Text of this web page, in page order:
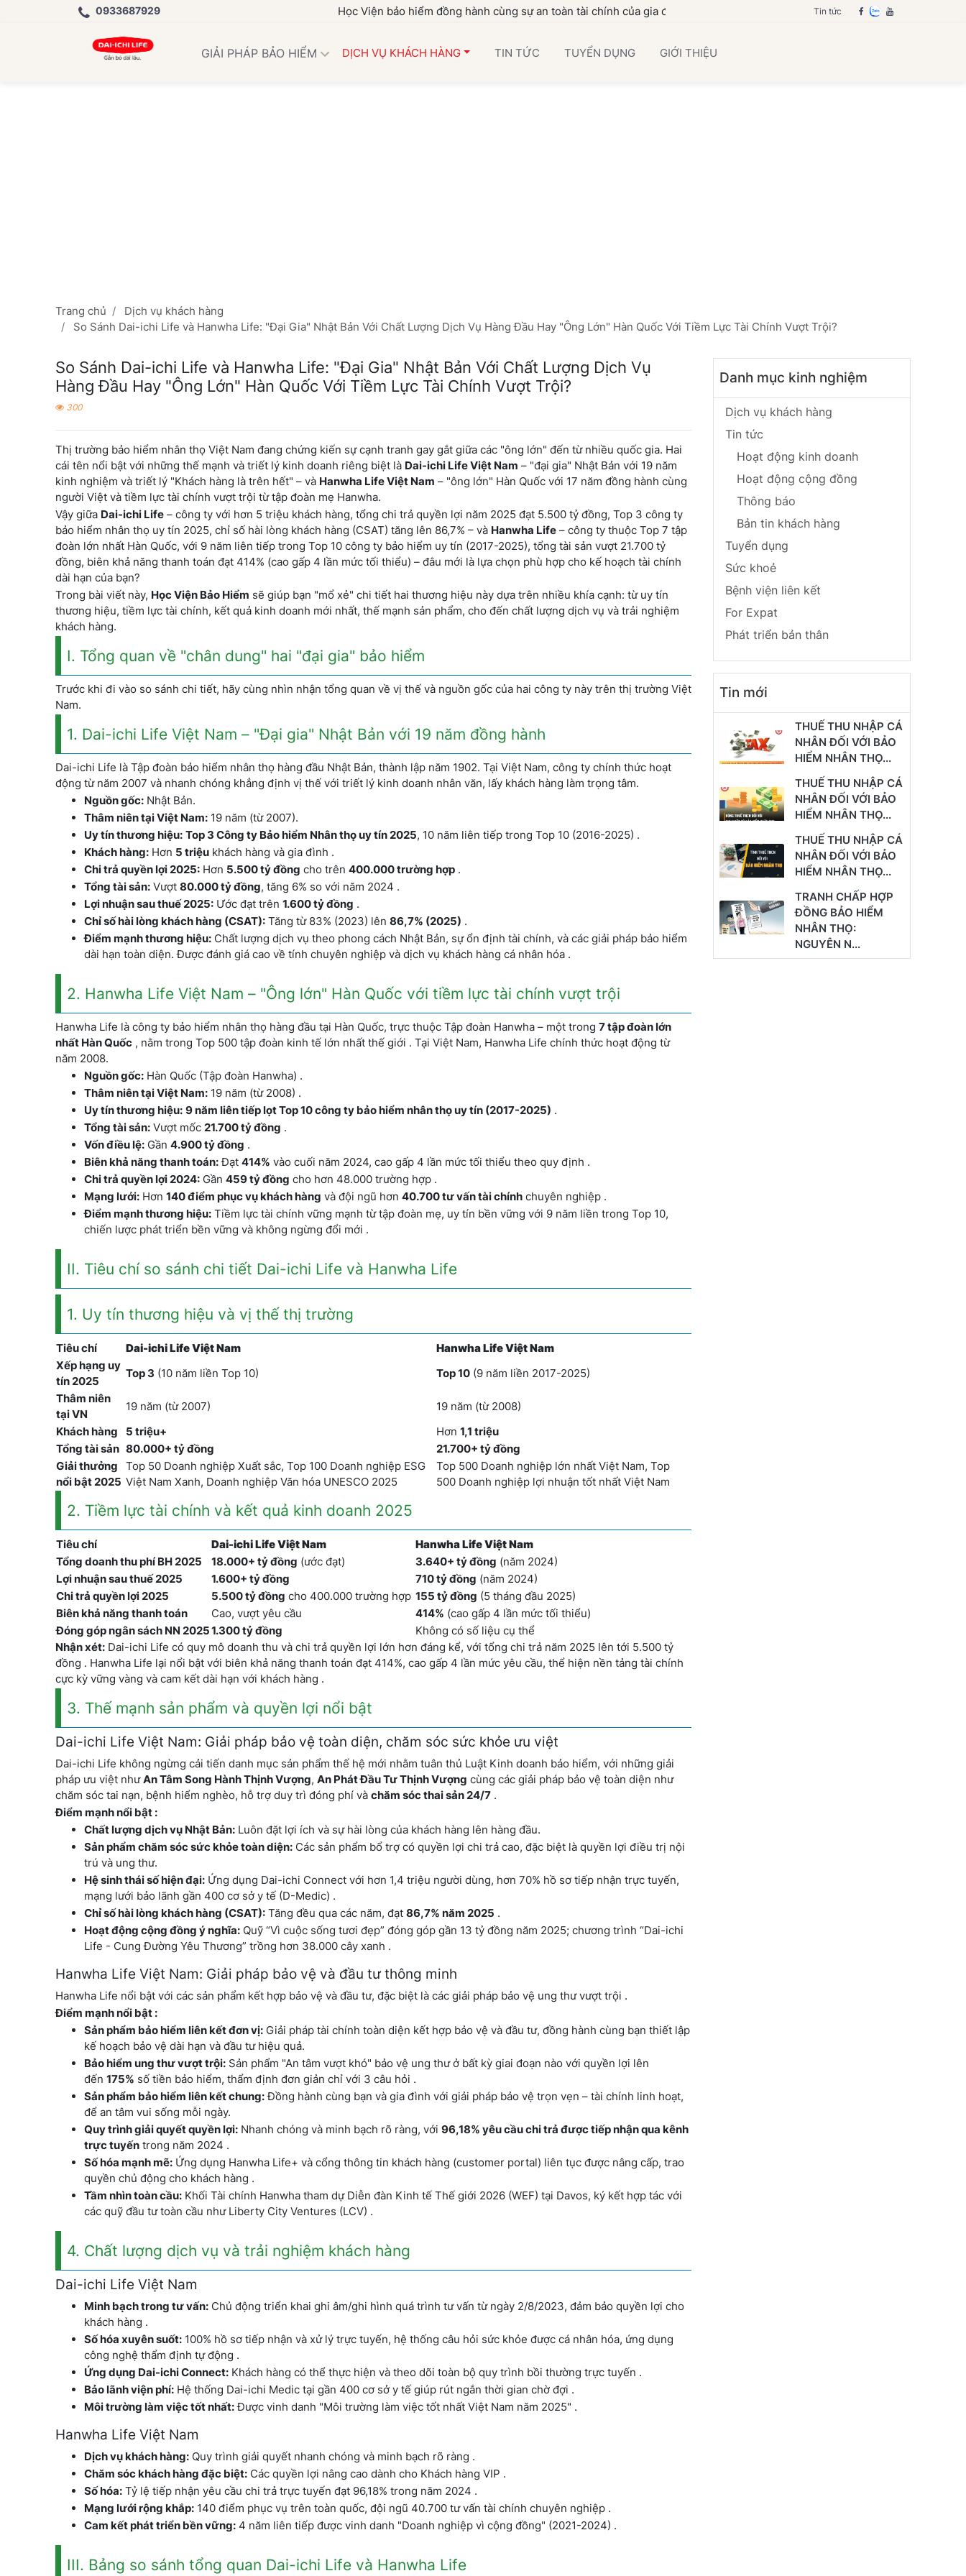
0933687929 Học Viện bảo hiểm đồng hành cùng sự an toàn tài chính của gia đình bạn Tin tức
GIẢI PHÁP BẢO HIỂM DỊCH VỤ KHÁCH HÀNG TIN TỨC TUYỂN DỤNG GIỚI THIỆU
Trang chủ
Dịch vụ khách hàng
So Sánh Dai-ichi Life và Hanwha Life: "Đại Gia" Nhật Bản Với Chất Lượng Dịch Vụ Hàng Đầu Hay "Ông Lớn" Hàn Quốc Với Tiềm Lực Tài Chính Vượt Trội?
So Sánh Dai-ichi Life và Hanwha Life: "Đại Gia" Nhật Bản Với Chất Lượng Dịch Vụ
Hàng Đầu Hay "Ông Lớn" Hàn Quốc Với Tiềm Lực Tài Chính Vượt Trội?
300
Thị trường bảo hiểm nhân thọ Việt Nam đang chứng kiến sự cạnh tranh gay gắt giữa các "ông lớn" đến từ nhiều quốc gia. Hai
cái tên nổi bật với những thế mạnh và triết lý kinh doanh riêng biệt là Dai-ichi Life Việt Nam – "đại gia" Nhật Bản với 19 năm
kinh nghiệm và triết lý "Khách hàng là trên hết" – và Hanwha Life Việt Nam – "ông lớn" Hàn Quốc với 17 năm đồng hành cùng
người Việt và tiềm lực tài chính vượt trội từ tập đoàn mẹ Hanwha.
Vậy giữa Dai-ichi Life – công ty với hơn 5 triệu khách hàng, tổng chi trả quyền lợi năm 2025 đạt 5.500 tỷ đồng, Top 3 công ty
bảo hiểm nhân thọ uy tín 2025, chỉ số hài lòng khách hàng (CSAT) tăng lên 86,7% – và Hanwha Life – công ty thuộc Top 7 tập
đoàn lớn nhất Hàn Quốc, với 9 năm liên tiếp trong Top 10 công ty bảo hiểm uy tín (2017-2025), tổng tài sản vượt 21.700 tỷ
đồng, biên khả năng thanh toán đạt 414% (cao gấp 4 lần mức tối thiểu) – đâu mới là lựa chọn phù hợp cho kế hoạch tài chính
dài hạn của bạn?
Trong bài viết này, Học Viện Bảo Hiểm sẽ giúp bạn "mổ xẻ" chi tiết hai thương hiệu này dựa trên nhiều khía cạnh: từ uy tín
thương hiệu, tiềm lực tài chính, kết quả kinh doanh mới nhất, thế mạnh sản phẩm, cho đến chất lượng dịch vụ và trải nghiệm
khách hàng.
I. Tổng quan về "chân dung" hai "đại gia" bảo hiểm
Trước khi đi vào so sánh chi tiết, hãy cùng nhìn nhận tổng quan về vị thế và nguồn gốc của hai công ty này trên thị trường Việt
Nam.
1. Dai-ichi Life Việt Nam – "Đại gia" Nhật Bản với 19 năm đồng hành
Dai-ichi Life là Tập đoàn bảo hiểm nhân thọ hàng đầu Nhật Bản, thành lập năm 1902. Tại Việt Nam, công ty chính thức hoạt
động từ năm 2007 và nhanh chóng khẳng định vị thế với triết lý kinh doanh nhân văn, lấy khách hàng làm trọng tâm.
Nguồn gốc: Nhật Bản.
Thâm niên tại Việt Nam: 19 năm (từ 2007).
Uy tín thương hiệu: Top 3 Công ty Bảo hiểm Nhân thọ uy tín 2025, 10 năm liên tiếp trong Top 10 (2016-2025) .
Khách hàng: Hơn 5 triệu khách hàng và gia đình .
Chi trả quyền lợi 2025: Hơn 5.500 tỷ đồng cho trên 400.000 trường hợp .
Tổng tài sản: Vượt 80.000 tỷ đồng, tăng 6% so với năm 2024 .
Lợi nhuận sau thuế 2025: Ước đạt trên 1.600 tỷ đồng .
Chỉ số hài lòng khách hàng (CSAT): Tăng từ 83% (2023) lên 86,7% (2025) .
Điểm mạnh thương hiệu: Chất lượng dịch vụ theo phong cách Nhật Bản, sự ổn định tài chính, và các giải pháp bảo hiểm
dài hạn toàn diện. Được đánh giá cao về tính chuyên nghiệp và dịch vụ khách hàng cá nhân hóa .
2. Hanwha Life Việt Nam – "Ông lớn" Hàn Quốc với tiềm lực tài chính vượt trội
Hanwha Life là công ty bảo hiểm nhân thọ hàng đầu tại Hàn Quốc, trực thuộc Tập đoàn Hanwha – một trong 7 tập đoàn lớn
nhất Hàn Quốc , nằm trong Top 500 tập đoàn kinh tế lớn nhất thế giới . Tại Việt Nam, Hanwha Life chính thức hoạt động từ
năm 2008.
Nguồn gốc: Hàn Quốc (Tập đoàn Hanwha) .
Thâm niên tại Việt Nam: 19 năm (từ 2008) .
Uy tín thương hiệu: 9 năm liên tiếp lọt Top 10 công ty bảo hiểm nhân thọ uy tín (2017-2025) .
Tổng tài sản: Vượt mốc 21.700 tỷ đồng .
Vốn điều lệ: Gần 4.900 tỷ đồng .
Biên khả năng thanh toán:Đạt 414% vào cuối năm 2024, cao gấp 4 lần mức tối thiểu theo quy định .
Chi trả quyền lợi 2024: Gần 459 tỷ đồng cho hơn 48.000 trường hợp .
Mạng lưới: Hơn 140 điểm phục vụ khách hàng và đội ngũ hơn 40.700 tư vấn tài chính chuyên nghiệp .
Điểm mạnh thương hiệu: Tiềm lực tài chính vững mạnh từ tập đoàn mẹ, uy tín bền vững với 9 năm liền trong Top 10,
chiến lược phát triển bền vững và không ngừng đổi mới .
II. Tiêu chí so sánh chi tiết Dai-ichi Life và Hanwha Life
1. Uy tín thương hiệu và vị thế thị trường
Tiêu chí Dai-ichi Life Việt Nam
Hanwha Life Việt Nam
Xếp hạng uy
tín 2025
Top 3 (10 năm liền Top 10) Top 10 (9 năm liền 2017-2025)
Thâm niên
tại VN
19 năm (từ 2007)
19 năm (từ 2008)
Khách hàng
5 triệu+ Hơn 1,1 triệu
Tổng tài sản 80.000+ tỷ đồng
21.700+ tỷ đồng
Giải thưởng
nổi bật 2025
Top 50 Doanh nghiệp Xuất sắc, Top 100 Doanh nghiệp ESG
Việt Nam Xanh, Doanh nghiệp Văn hóa UNESCO 2025
Top 500 Doanh nghiệp lớn nhất Việt Nam, Top
500 Doanh nghiệp lợi nhuận tốt nhất Việt Nam
2. Tiềm lực tài chính và kết quả kinh doanh 2025
Tiêu chí Dai-ichi Life Việt Nam
Hanwha Life Việt Nam
Tổng doanh thu phí BH 2025
18.000+ tỷ đồng (ước đạt) 3.640+ tỷ đồng (năm 2024)
Lợi nhuận sau thuế 2025
1.600+ tỷ đồng 710 tỷ đồng (năm 2024)
Chi trả quyền lợi 2025
5.500 tỷ đồng cho 400.000 trường hợp 155 tỷ đồng (5 tháng đầu 2025)
Biên khả năng thanh toán
Cao, vượt yêu cầu 414% (cao gấp 4 lần mức tối thiểu)
Đóng góp ngân sách NN 20251.300 tỷ đồng
Không có số liệu cụ thể
Nhận xét: Dai-ichi Life có quy mô doanh thu và chi trả quyền lợi lớn hơn đáng kể, với tổng chi trả năm 2025 lên tới 5.500 tỷ
đồng . Hanwha Life lại nổi bật với biên khả năng thanh toán đạt 414%, cao gấp 4 lần mức yêu cầu, thể hiện nền tảng tài chính
cực kỳ vững vàng và cam kết dài hạn với khách hàng .
3. Thế mạnh sản phẩm và quyền lợi nổi bật
Dai-ichi Life Việt Nam: Giải pháp bảo vệ toàn diện, chăm sóc sức khỏe ưu việt
Dai-ichi Life không ngừng cải tiến danh mục sản phẩm thế hệ mới nhằm tuân thủ Luật Kinh doanh bảo hiểm, với những giải
pháp ưu việt nhưAn Tâm Song Hành Thịnh Vượng, An Phát Đầu Tư Thịnh Vượng cùng các giải pháp bảo vệ toàn diện như
chăm sóc tai nạn, bệnh hiểm nghèo, hỗ trợ duy trì đóng phí và chăm sóc thai sản 24/7 .
Điểm mạnh nổi bật :
Chất lượng dịch vụ Nhật Bản: Luôn đặt lợi ích và sự hài lòng của khách hàng lên hàng đầu.
Sản phẩm chăm sóc sức khỏe toàn diện: Các sản phẩm bổ trợ có quyền lợi chi trả cao, đặc biệt là quyền lợi điều trị nội
trú và ung thư.
Hệ sinh thái số hiện đại: Ứng dụng Dai-ichi Connect với hơn 1,4 triệu người dùng, hơn 70% hồ sơ tiếp nhận trực tuyến,
mạng lưới bảo lãnh gần 400 cơ sở y tế (D-Medic) .
Chỉ số hài lòng khách hàng (CSAT): Tăng đều qua các năm, đạt 86,7% năm 2025 .
Hoạt động cộng đồng ý nghĩa: Quỹ “Vì cuộc sống tươi đẹp” đóng góp gần 13 tỷ đồng năm 2025; chương trình “Dai-ichi
Life - Cung Đường Yêu Thương” trồng hơn 38.000 cây xanh .
Hanwha Life Việt Nam: Giải pháp bảo vệ và đầu tư thông minh
Hanwha Life nổi bật với các sản phẩm kết hợp bảo vệ và đầu tư, đặc biệt là các giải pháp bảo vệ ung thư vượt trội .
Điểm mạnh nổi bật :
Sản phẩm bảo hiểm liên kết đơn vị: Giải pháp tài chính toàn diện kết hợp bảo vệ và đầu tư, đồng hành cùng bạn thiết lập
kế hoạch bảo vệ dài hạn và đầu tư hiệu quả.
Bảo hiểm ung thư vượt trội: Sản phẩm "An tâm vượt khó" bảo vệ ung thư ở bất kỳ giai đoạn nào với quyền lợi lên
đến 175% số tiền bảo hiểm, thẩm định đơn giản chỉ với 3 câu hỏi .
Sản phẩm bảo hiểm liên kết chung:Đồng hành cùng bạn và gia đình với giải pháp bảo vệ trọn vẹn – tài chính linh hoạt,
để an tâm vui sống mỗi ngày.
Quy trình giải quyết quyền lợi: Nhanh chóng và minh bạch rõ ràng, với 96,18% yêu cầu chi trả được tiếp nhận qua kênh
trực tuyến trong năm 2024 .
Số hóa mạnh mẽ: Ứng dụng Hanwha Life+ và cổng thông tin khách hàng (customer portal) liên tục được nâng cấp, trao
quyền chủ động cho khách hàng .
Tầm nhìn toàn cầu: Khối Tài chính Hanwha tham dự Diễn đàn Kinh tế Thế giới 2026 (WEF) tại Davos, ký kết hợp tác với
các quỹ đầu tư toàn cầu như Liberty City Ventures (LCV) .
4. Chất lượng dịch vụ và trải nghiệm khách hàng
Dai-ichi Life Việt Nam
Minh bạch trong tư vấn: Chủ động triển khai ghi âm/ghi hình quá trình tư vấn từ ngày 2/8/2023, đảm bảo quyền lợi cho
khách hàng .
Số hóa xuyên suốt: 100% hồ sơ tiếp nhận và xử lý trực tuyến, hệ thống câu hỏi sức khỏe được cá nhân hóa, ứng dụng
công nghệ thẩm định tự động .
Ứng dụng Dai-ichi Connect: Khách hàng có thể thực hiện và theo dõi toàn bộ quy trình bồi thường trực tuyến .
Bảo lãnh viện phí: Hệ thống Dai-ichi Medic tại gần 400 cơ sở y tế giúp rút ngắn thời gian chờ đợi .
Môi trường làm việc tốt nhất:Được vinh danh "Môi trường làm việc tốt nhất Việt Nam năm 2025" .
Hanwha Life Việt Nam
Dịch vụ khách hàng: Quy trình giải quyết nhanh chóng và minh bạch rõ ràng .
Chăm sóc khách hàng đặc biệt: Các quyền lợi nâng cao dành cho Khách hàng VIP .
Số hóa: Tỷ lệ tiếp nhận yêu cầu chi trả trực tuyến đạt 96,18% trong năm 2024 .
Mạng lưới rộng khắp: 140 điểm phục vụ trên toàn quốc, đội ngũ 40.700 tư vấn tài chính chuyên nghiệp .
Cam kết phát triển bền vững: 4 năm liên tiếp được vinh danh "Doanh nghiệp vì cộng đồng" (2021-2024) .
III. Bảng so sánh tổng quan Dai-ichi Life và Hanwha Life
Danh mục kinh nghiệm
Dịch vụ khách hàng
Tin tức
Hoạt động kinh doanh
Hoạt động cộng đồng
Thông báo
Bản tin khách hàng
Tuyển dụng
Sức khoẻ
Bệnh viện liên kết
For Expat
Phát triển bản thân
Tin mới
THUẾ THU NHẬP CÁ
NHÂN ĐỐI VỚI BẢO
HIỂM NHÂN THỌ...
THUẾ THU NHẬP CÁ
NHÂN ĐỐI VỚI BẢO
HIỂM NHÂN THỌ...
THUẾ THU NHẬP CÁ
NHÂN ĐỐI VỚI BẢO
HIỂM NHÂN THỌ...
TRANH CHẤP HỢP
ĐỒNG BẢO HIỂM
NHÂN THỌ:
NGUYÊN N...